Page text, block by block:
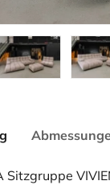
laden
11 in Bild
Sitzgruppe